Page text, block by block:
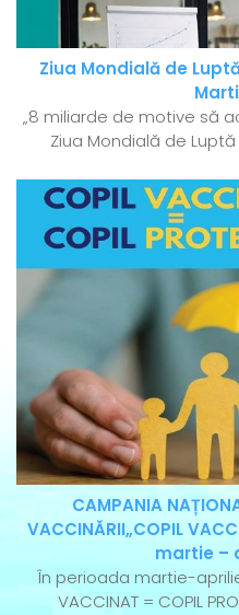
Ziua Mondială de
„8 miliarde de motive să
Ziua Mondială de
CAMPANIA
VACCINĂRII„COPIL
martie –
În perioada martie-
VACCINAT = COPIL